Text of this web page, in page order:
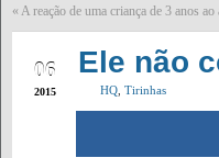
« A reação de uma criança de 3 anos
06
2015
Ele não
HQ Tirinhas